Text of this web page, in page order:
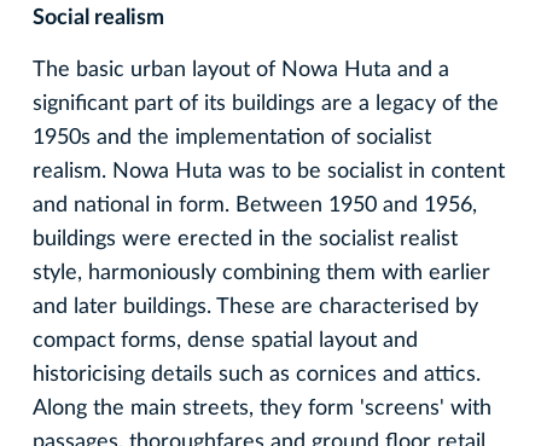
Social realism
The basic urban layout of Nowa Huta and a
significant part of its buildings are a legacy of the
1950s and the implementation of socialist
realism. Nowa Huta was to be socialist in content
and national in form. Between 1950 and 1956,
buildings were erected in the socialist realist
style, harmoniously combining them with earlier
and later buildings. These are characterised by
compact forms, dense spatial layout and
historicising details such as cornices and attics.
Along the main streets, they form 'screens' with